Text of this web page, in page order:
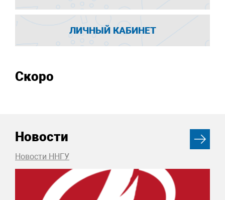
ЛИЧНЫЙ КАБИНЕТ
Скоро
Новости
Новости ННГУ